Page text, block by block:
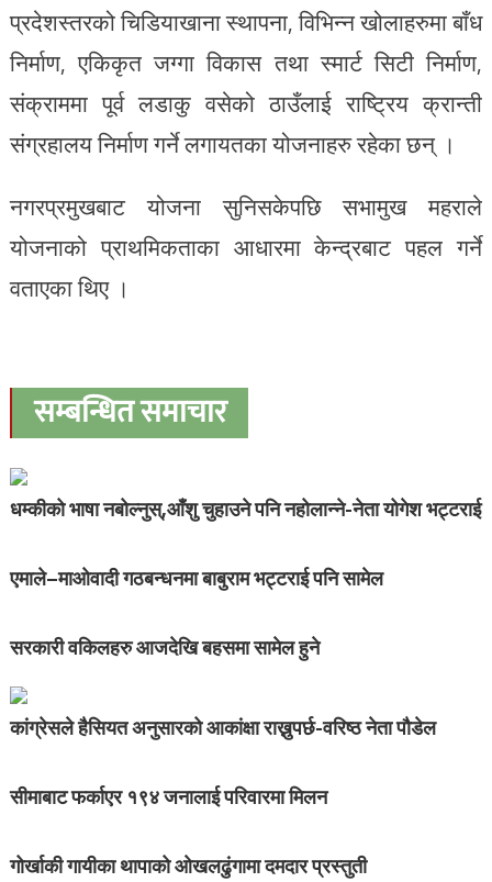
प्रदेशस्तरको चिडियाखाना स्थापना, विभिन्न खोलाहरुमा बाँध
निर्माण, एकिकृत जग्गा विकास तथा स्मार्ट सिटी निर्माण,
संक्राममा पूर्व लडाकु वसेको ठाउँलाई राष्ट्रिय क्रान्ती
संग्रहालय निर्माण गर्ने लगायतका योजनाहरु रहेका छन् ।
नगरप्रमुखबाट योजना सुनिसकेपछि सभामुख महराले
योजनाको प्राथमिकताका आधारमा केन्द्रबाट पहल गर्ने
वताएका थिए ।
सम्बन्धित समाचार
धम्कीको भाषा नबोल्नुस्,आँशु चुहाउने पनि नहोलान्ने-नेता योगेश भट्टराई
एमाले–माओवादी गठबन्धनमा बाबुराम भट्टराई पनि सामेल
सरकारी वकिलहरु आजदेखि बहसमा सामेल हुने
कांग्रेसले हैसियत अनुसारको आकांक्षा राख्नुपर्छ-वरिष्ठ नेता पौडेल
सीमाबाट फर्काएर १९४ जनालाई परिवारमा मिलन
गोर्खाकी गायीका थापाको ओखलढुंगामा दमदार प्रस्तुती